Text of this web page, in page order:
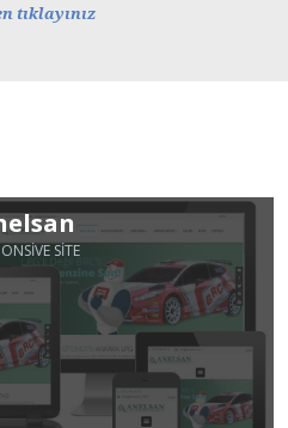
tıklayınız
SITE